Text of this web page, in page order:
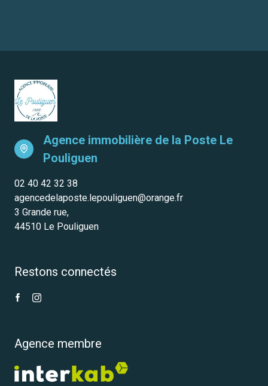
Agence immobilière de la Poste Le
Pouliguen
02 40 42 32 38
agencedelaposte.lepouliguen@orange.fr
3 Grande rue,
44510 Le Pouliguen
Restons connectés
Agence membre